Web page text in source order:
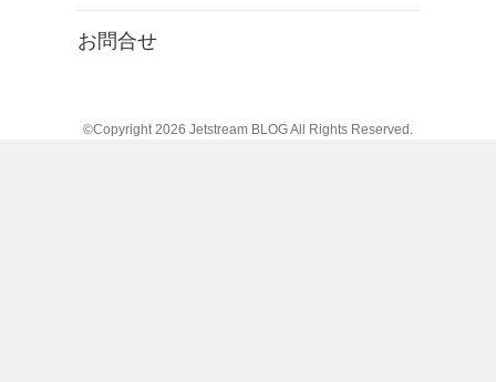
お問合せ
©Copyright 2026 Jetstream BLOGAll Rights Reserved.